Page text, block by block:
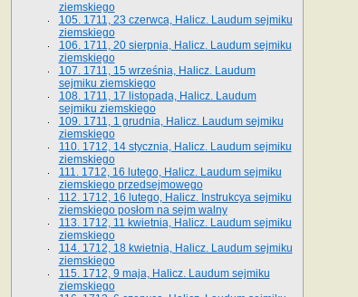
ziemskiego
105. 1711, 23 czerwca, Halicz. Laudum sejmiku
ziemskiego
106. 1711, 20 sierpnia, Halicz. Laudum sejmiku
ziemskiego
107. 1711, 15 września, Halicz. Laudum
sejmiku ziemskiego
108. 1711, 17 listopada, Halicz. Laudum
sejmiku ziemskiego
109. 1711, 1 grudnia, Halicz. Laudum sejmiku
ziemskiego
110. 1712, 14 stycznia, Halicz. Laudum sejmiku
ziemskiego
111. 1712, 16 lutego, Halicz. Laudum sejmiku
ziemskiego przedsejmowego
112. 1712, 16 lutego, Halicz. Instrukcya sejmiku
ziemskiego posłom na sejm walny
113. 1712, 11 kwietnia, Halicz. Laudum sejmiku
ziemskiego
114. 1712, 18 kwietnia, Halicz. Laudum sejmiku
ziemskiego
115. 1712, 9 maja, Halicz. Laudum sejmiku
ziemskiego